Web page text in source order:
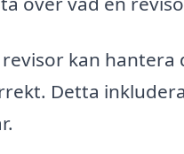
revisor kan
Detta